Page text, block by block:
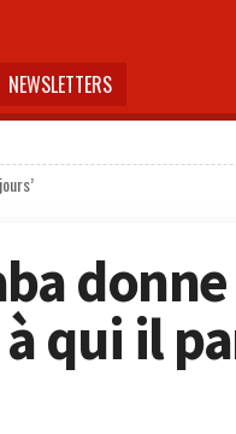
NEWSLETTERS
qui il